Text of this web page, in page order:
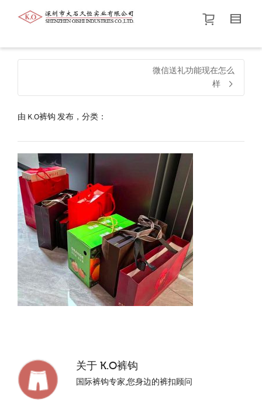
帮我查找新的衬衫尺码
价格介于
默认品牌.
微信送礼功能现在怎么
样
由 K.O裤钩 发布，分类：
关于 K.O裤钩
国际裤钩专家,您身边的裤扣顾问